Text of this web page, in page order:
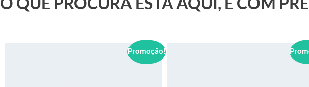
Promoção!